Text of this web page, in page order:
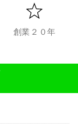
創業２０年